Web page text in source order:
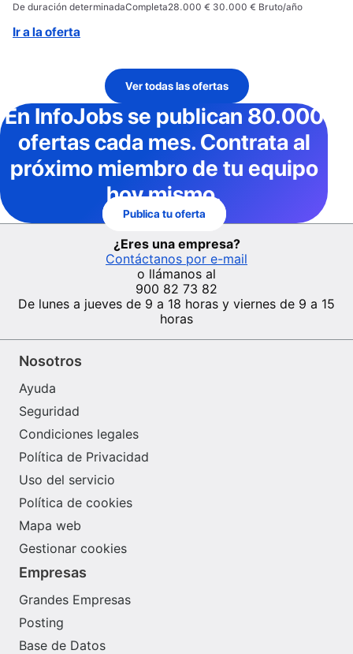
De duración determinadaCompleta28.000 € 30.000 € Bruto/año
Ir a la oferta
Ver todas las ofertas
En InfoJobsse publican 80.000
ofertas cada mes. Contrata al
próximo miembro de tu equipo
hoy mismo.
Publica tu oferta
¿Eres una empresa?
Contáctanos por e-mail
o llámanos al
900 82 73 82
De lunes a jueves de 9 a 18 horas y viernes de 9 a 15
horas
Nosotros
Ayuda
Seguridad
Condiciones legales
Política de Privacidad
Uso del servicio
Política de cookies
Mapa web
Gestionar cookies
Empresas
Grandes Empresas
Posting
Base de Datos